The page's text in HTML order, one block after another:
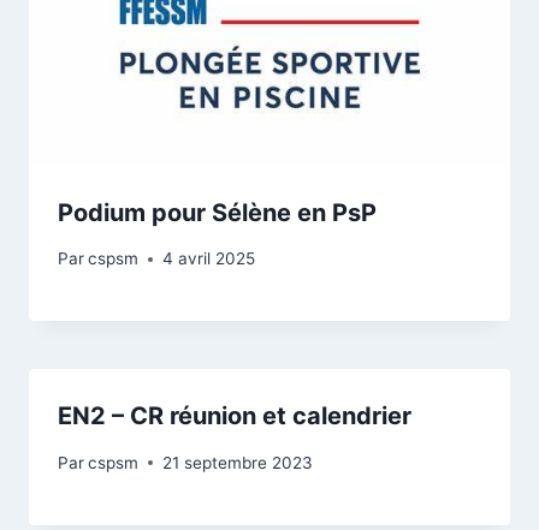
Podium pour Sélène en PsP
Parcspsm 4 avril 2025
EN2 – CR réunion et calendrier
Parcspsm 21 septembre 2023